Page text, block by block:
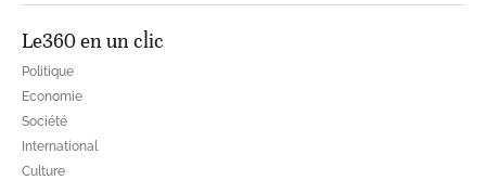
Le360 en un clic
Politique
Economie
Société
International
Culture